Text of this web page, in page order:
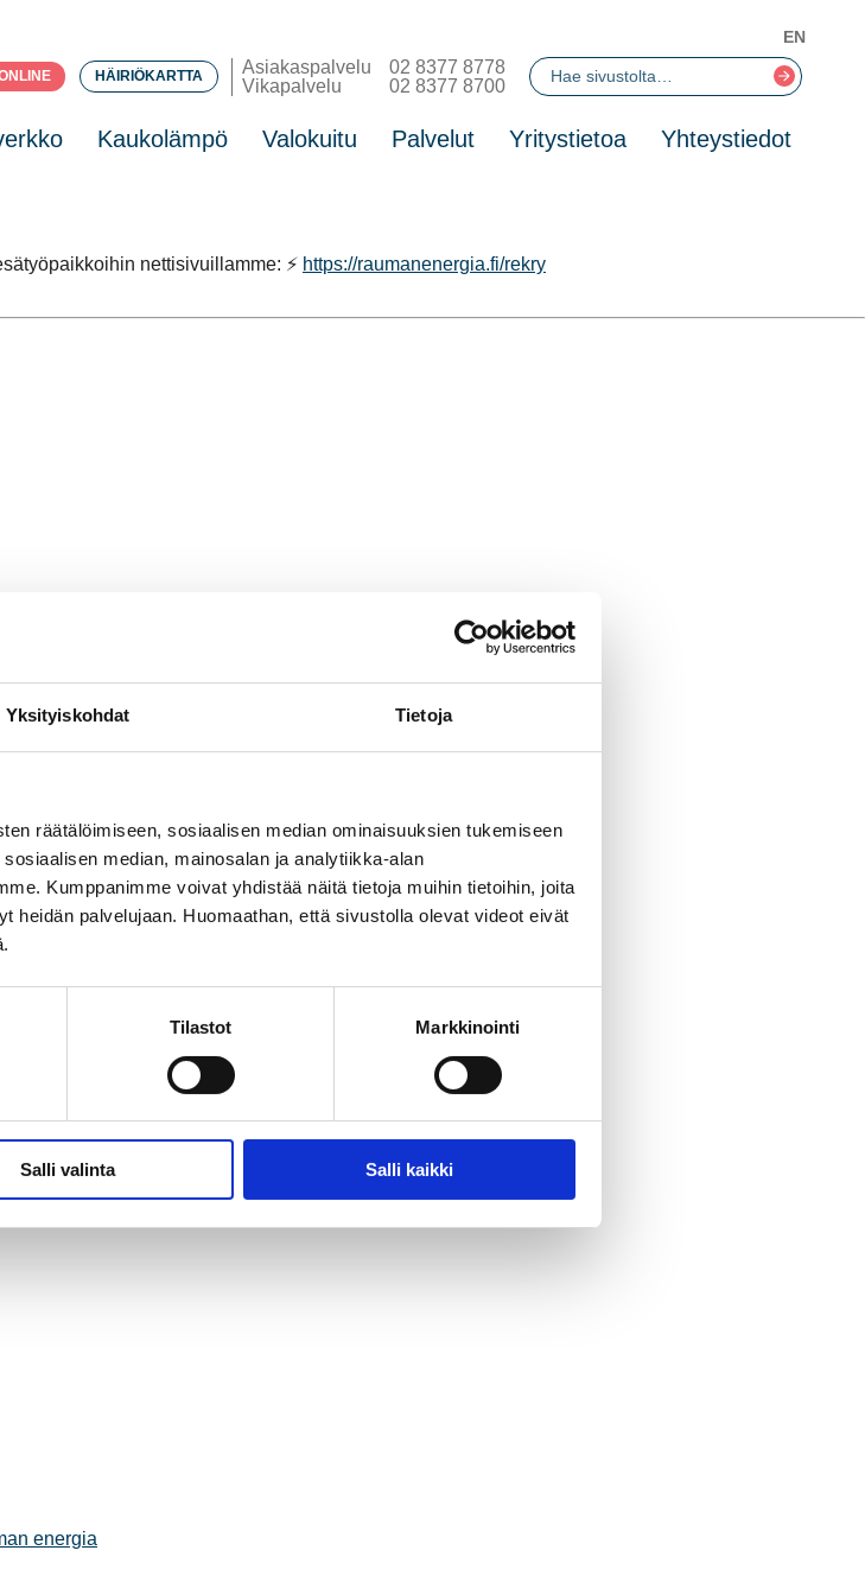
Yksityiskohdat Tietoja
räätälöimiseen, sosiaalisen median ominaisuuksien tukemiseen
median, mainosalan ja analytiikka-alan
Kumppanimme voivat yhdistää näitä tietoja muihin tietoihin, joita
heidän palvelujaan. Huomaathan, että sivustolla olevat videot eivät
Tilastot Markkinointi
Salli valinta Salli kaikki
HÄIRIÖKARTTA Asiakaspalvelu
02 8377 8778
Vikapalvelu
02 8377 8700
Kaukolämpö Valokuitu Palvelut Yritystietoa Yhteystiedot
EN
nettisivuillamme: ⚡️ https://raumanenergia.fi/rekry